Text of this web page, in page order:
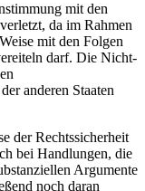
mit den
da im Rahmen
mit den Folgen
darf. Die Nicht-
anderen Staaten
der Rechtssicherheit
bei Handlungen, die
Argumente
noch daran